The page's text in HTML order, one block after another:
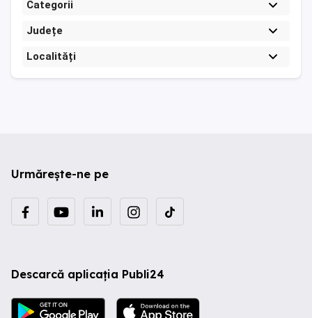
Categorii
Județe
Localități
Urmărește-ne pe
Descarcă aplicația Publi24